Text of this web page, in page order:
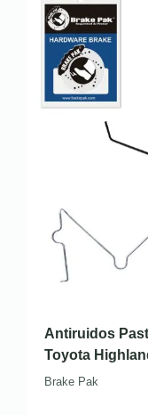
Antiruidos
Toyota
Brake Pak